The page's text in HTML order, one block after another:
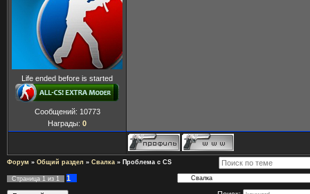
Life ended before is started
Сообщений: 10773
Награды: 0
Форум » Общий раздел » Свалка » Проблема с CS
Страница 1 из 1
1